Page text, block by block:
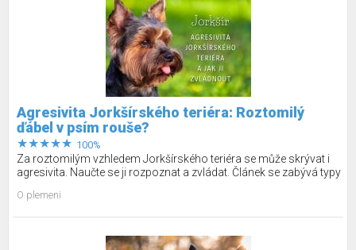
Agresivita Jorkšírského teriéra: Roztomilý
ďábel v psím rouše?
100%
Za roztomilým vzhledem Jorkšírského teriéra se může skrývat i
agresivita. Naučte se ji rozpoznat a zvládat. Článek se zabývá typy
O plemeni